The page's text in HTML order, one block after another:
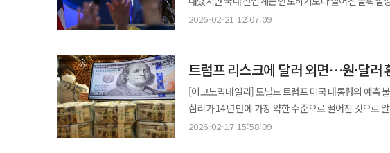
자리 잡고 있다.
권한을 부여한다. 다만 해당 기간 이후에도 관세를 유
무역확장법 232조와 무역법 301조 등 기존 법률을 활용해 상
전례가 거의 없다는 점을 들어 추가 소송 가능성을 지적했다. 트럼프 대통령은 별도의 게시글에서 전날 대법
소수 의견으로 자신의 관세 정책이 합법이라는 견해
이들이 자신의 경제·무역 정책 기조를 이해하고 있다
보편 관세' 카드로 응수하면서 오히려 자동차와 철강
적용받던 15%의 상호관세와 25% 추가 인상 압박은 법적 근거를 상실했다. ◆
"오락가락 기준이 리스크" 표면적으로 한국은 이번 판결로 한숨을 돌린 모양새다. 트럼프 대통령이 새롭게 서명한 '10%
기본관세'가 적용될 경우 기존 15%였던 상호관세보다 수치상 유리해지기
핵심 수출 업계의 표정은 밝지 않다. 한 반도체 업계 관
스마트폰 등 개별 품목에 대한 관세율은 확정된 바가
2026-02-21 12:07:09
트럼프 리스크에 달러 외면…원·달러
[이코노믹데일리] 도널드 트럼프 미국 대통령의 예측
심리가 14년 만에 가장 약한 수준으로 떨어진 것으로
고점을 통과했다는 관측에 힘이 실리고 있다. 16일(현지시간) 파이낸셜타임스에 따르면 달러 가치는 지난해 9% 하락한
2026-02-17 15:58:09